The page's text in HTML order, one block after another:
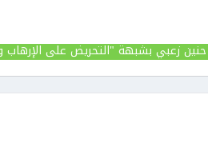
زعبي بشبهة "التحريض على